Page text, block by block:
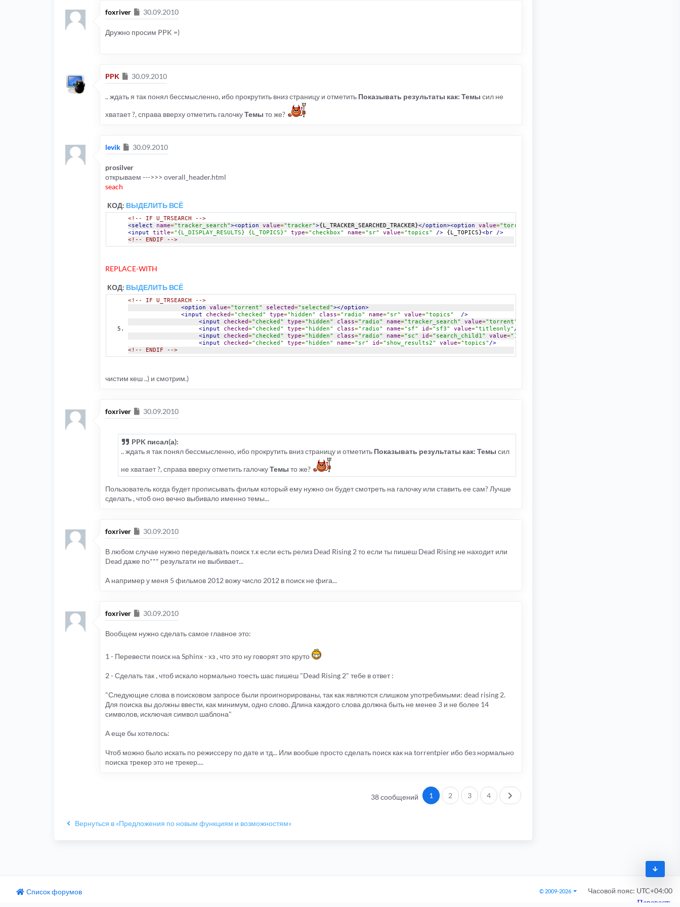
foxriver Сообщение
30.09.2010
Дружно просим PPK =)
PPK Сообщение
30.09.2010
.. ждать я так понял бессмысленно, ибо прокрутить вниз страницу и отметить Показывать результаты как: Темы сил не
хватает ?, справа вверху отметить галочкуТемы то же?
levik Сообщение
30.09.2010
prosilver
открываем --->>> overall_header.html
seach
КОД: ВЫДЕЛИТЬ ВСЁ
<!-- IF U_TRSEARCH -->
<select
name="tracker_search"><option value="tracker">{L_TRACKER_SEARCHED_TRACKER}</option><option value="torrent"
<input
title="{L_DISPLAY_RESULTS} {L_TOPICS}" type="checkbox" name="sr" value="topics" /> {L_TOPICS}<br
/>
<!-- ENDIF -->
REPLACE-WITH
КОД: ВЫДЕЛИТЬ ВСЁ
<!-- IF U_TRSEARCH -->
<option
value="torrent" selected="selected"></option>
<input
checked="checked" type="hidden" class="radio" name="sr" value="topics"
/>
<input
checked="checked" type="hidden" class="radio" name="tracker_search" value="torrent"
<input
checked="checked" type="hidden" class="radio" name="sf" id="sf3" value="titleonly" />
<input
checked="checked" type="hidden" class="radio" name="sc" id="search_child1" value="1"
<input
checked="checked" type="hidden" name="sr" id="show_results2" value="topics" />
<!-- ENDIF -->
чистим кеш ..) и смотрим.)
foxriver Сообщение
30.09.2010
PPK писал(а):
.. ждать я так понял бессмысленно, ибо прокрутить вниз страницу и отметить Показывать результаты как: Темы сил
не хватает ?, справа вверху отметить галочкуТемы то же?
Пользователь когда будет прописывать фильм который ему нужно он будет смотреть на галочку или ставить ее сам? Лучше
сделать , чтоб оно вечно выбивало именно темы...
foxriver Сообщение
30.09.2010
В любом случае нужно переделывать поиск т.к если есть релиз Dead Rising 2 то если ты пишеш Dead Rising не находит или
Dead даже по*** результати не выбивает...
А например у меня 5 фильмов 2012 вожу число 2012 в поиск не фига...
foxriver Сообщение
30.09.2010
Вообщем нужно сделать самое главное это:
1 - Перевести поиск на Sphinx - хз , что это ну говорят это круто
2 - Сделать так , чтоб искало нормально тоесть шас пишеш "Dead Rising 2" тебе в ответ :
"Следующие слова в поисковом запросе были проигнорированы, так как являются слишком употребимыми: dead rising 2.
Для поиска вы должны ввести, как минимум, одно слово. Длина каждого слова должна быть не менее 3 и не более 14
символов, исключая символ шаблона"
А еще бы хотелось:
Чтоб можно было искать по режиссеру по дате и тд... Или вообше просто сделать поиск как на torrentpier ибо без нормально
поиска трекер это не трекер....
38 сообщений 1 2 3 4 След.
Вернуться в «Предложения по новым функциям и возможностям»
Список форумов © 2009-2026 Часовой пояс: UTC+04:00